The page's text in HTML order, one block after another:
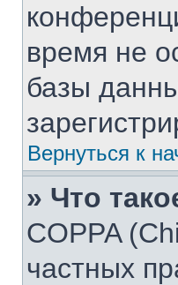
время не
базы
Вернуться к
» Что
COPPA
частных